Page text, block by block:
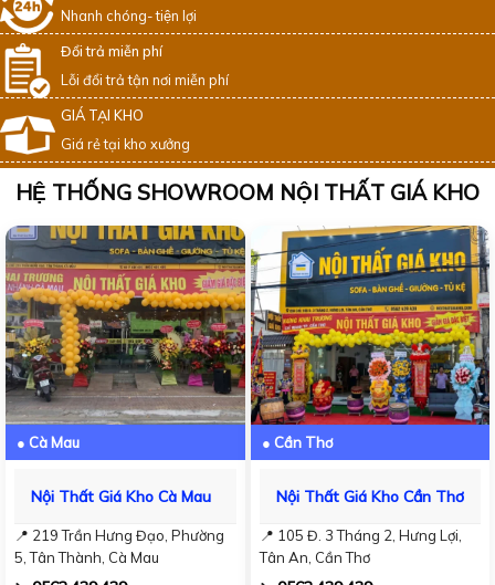
Nhanh chóng- tiện lợi
Đổi trả miễn phí
Lỗi đổi trả tận nơi miễn phí
GIÁ TẠI KHO
Giá rẻ tại kho xưởng
HỆ THỐNG SHOWROOM NỘI THẤT GIÁ KHO
● Cà Mau
Nội Thất Giá Kho Cà Mau
📍 219 Trần Hưng Đạo, Phường
5, Tân Thành, Cà Mau
● Cần Thơ
Nội Thất Giá Kho Cần Thơ
📍 105 Đ. 3 Tháng 2, Hưng Lợi,
Tân An, Cần Thơ